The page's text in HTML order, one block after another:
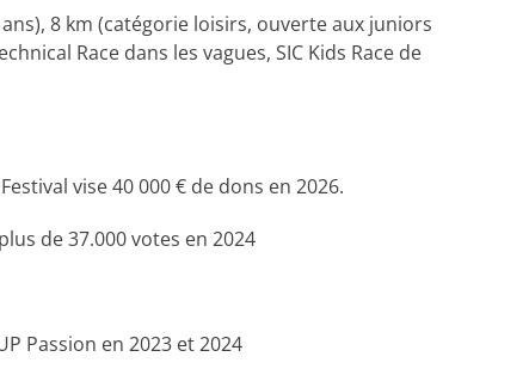
8 km (catégorie loisirs, ouverte aux juniors
Race dans les vagues, SIC Kids Race de
vise 40 000 € de dons en 2026.
de 37.000 votes en 2024
Passion en 2023 et 2024